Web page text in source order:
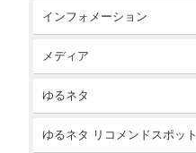
インフォメーション
メディア
ゆるネタ
ゆるネタ リコメンドスポット